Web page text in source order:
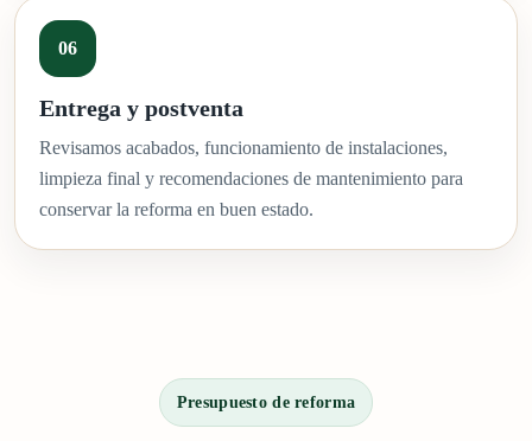
Entrega y postventa
Revisamos acabados, funcionamiento de instalaciones,
limpieza final y recomendaciones de mantenimiento para
conservar la reforma en buen estado.
Presupuesto de reforma